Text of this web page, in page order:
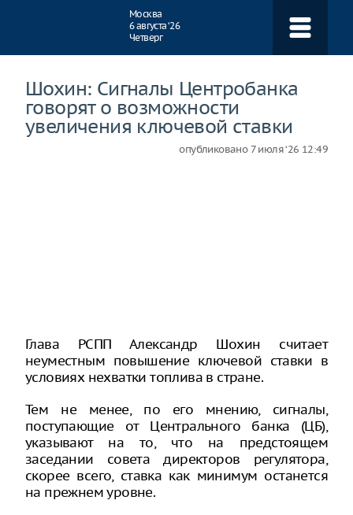
Москва
6 августа ‘26
Четверг
Шохин: Сигналы Центробанка
говорят о возможности
увеличения ключевой ставки
опубликовано7 июля ‘26 12:49
Глава РСПП Александр Шохин считает
неуместным повышение ключевой ставки в
условиях нехватки топлива в стране.
Тем не менее, по его мнению, сигналы,
поступающие от Центрального банка (ЦБ),
указывают на то, что на предстоящем
заседании совета директоров регулятора,
скорее всего, ставка как минимум останется
на прежнем уровне.